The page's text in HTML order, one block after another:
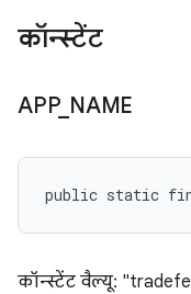
कॉन्स्टेंट
APP_ NAME
public static
कॉन्स्टेंट वैल्यू: